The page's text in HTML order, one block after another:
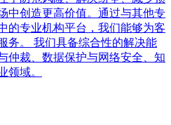
中创造更高价值。通过与其他专
的专业机构平台，我们能够为客
务。 我们具备综合性的解决能
仲裁、数据保护与网络安全、知
领域。